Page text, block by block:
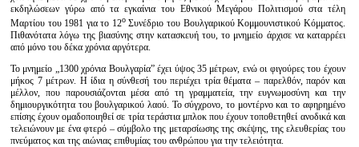
εκδηλώσεων γύρω από τα εγκαίνια του Εθνικού Μεγάρου Πολιτισμού στα τέλη
Μαρτίου του 1981 για το 12οΣυνέδριο του Βουλγαρικού Κομμουνιστικού Κόμματος.
Πιθανότατα λόγω της βιασύνης στην κατασκευή του, το μνημείο άρχισε να καταρρέει
από μόνο του δέκα χρόνια αργότερα.
Το μνημείο „1300 χρόνια Βουλγαρία” έχει ύψος 35 μέτρων, ενώ οι φιγούρες του έχουν
μήκος 7 μέτρων. Η ίδια η σύνθεσή του περιέχει τρία θέματα – παρελθόν, παρόν και
μέλλον, που παρουσιάζονται μέσα από τη γραμματεία, την ευγνωμοσύνη και την
δημιουργικότητα του βουλγαρικού λαού. Το σύγχρονο, το μοντέρνο και το αφηρημένο
επίσης έχουν ομαδοποιηθεί σε τρία τεράστια μπλοκ που έχουν τοποθετηθεί ανοδικά και
τελειώνουν με ένα φτερό – σύμβολο της μεταρσίωσης της σκέψης, της ελευθερίας του
πνεύματος και της αιώνιας επιθυμίας του ανθρώπου για την τελειότητα.